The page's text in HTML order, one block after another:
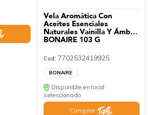
Vela Aromática Con
Aceites Esenciales
Naturales Vainilla Y Ámbar
BONAIRE 103 G
Cod: 7702532419925
BONAIRE
Disponible en local
seleccionado
Comprar